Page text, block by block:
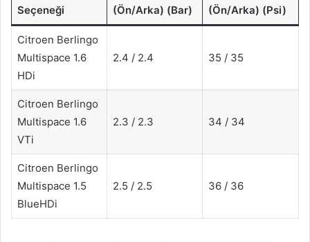
Seçeneği
(Ön/Arka) (Bar)
(Ön/Arka) (Psi)
Citroen Berlingo
Multispace 1.6
HDi
2.4 / 2.4 35 / 35
Citroen Berlingo
Multispace 1.6
VTi
2.3 / 2.3 34 / 34
Citroen Berlingo
Multispace 1.5
BlueHDi
2.5 / 2.5 36 / 36